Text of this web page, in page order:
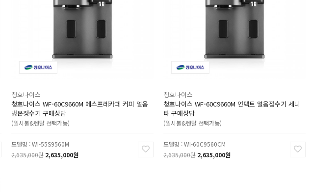
청호나이스
청호나이스 WF-60C9660M 에스프레카페 커피 얼음
냉온정수기 구매상담
(일시불&렌탈 선택가능)
모델명 : WI-55S9560M
2,635,000원 2,635,000원
청호나이스
청호나이스 WF-60C9660M 언택트 얼음정수기 세니
타 구매상담
(일시불&렌탈 선택가능)
모델명 : WI-60C9560CM
2,635,000원 2,635,000원